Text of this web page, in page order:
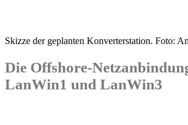
Skizze der geplanten Konverterstation. Foto:
Die Offshore-
LanWin1 und LanWin3